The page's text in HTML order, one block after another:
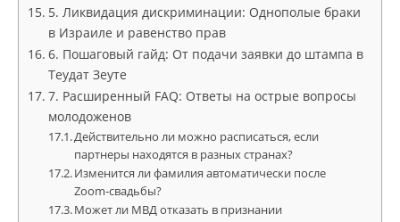
5. Ликвидация дискриминации: Однополые браки
в Израиле и равенство прав
6. Пошаговый гайд: От подачи заявки до штампа в
Теудат Зеуте
7. Расширенный FAQ: Ответы на острые вопросы
молодоженов
Действительно ли можно расписаться, если
партнеры находятся в разных странах?
Изменится ли фамилия автоматически после
Zoom-свадьбы?
Может ли МВД отказать в признании